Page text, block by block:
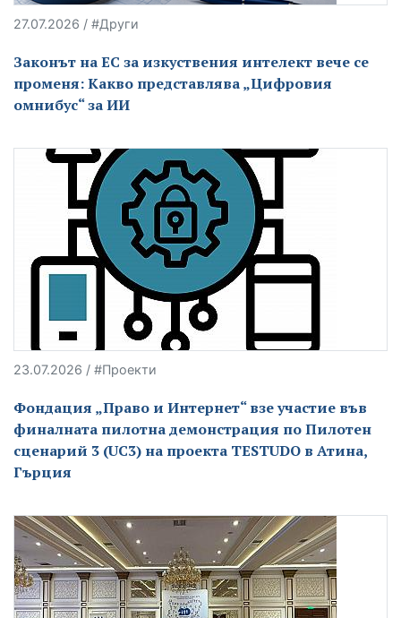
27.07.2026 / #Други
Законът на ЕС за изкуствения интелект вече се
променя: Какво представлява „Цифровия
омнибус“ за ИИ
23.07.2026 / #Проекти
Фондация „Право и Интернет“ взе участие във
финалната пилотна демонстрация по Пилотен
сценарий 3 (UC3) на проекта TESTUDO в Атина,
Гърция